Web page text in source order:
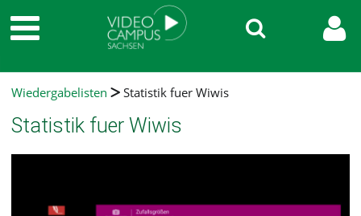
Wiedergabelisten Statistik fuer Wiwis
Statistik fuer Wiwis